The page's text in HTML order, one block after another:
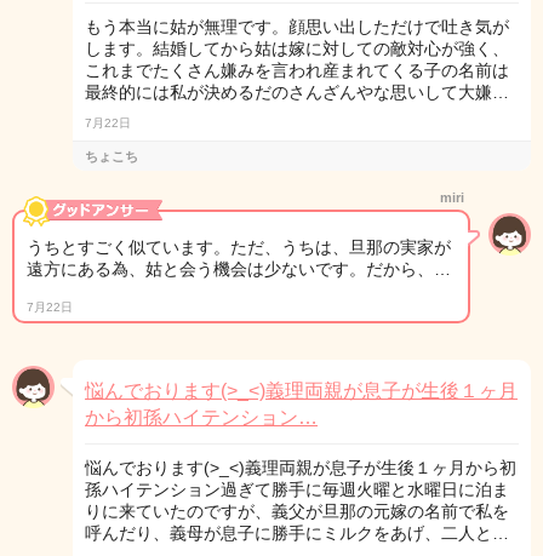
もう本当に姑が無理です。顔思い出しただけで吐き気が
します。結婚してから姑は嫁に対しての敵対心が強く、
これまでたくさん嫌みを言われ産まれてくる子の名前は
最終的には私が決めるだのさんざんやな思いして大嫌…
7月22日
ちょこち
miri
うちとすごく似ています。ただ、うちは、旦那の実家が
遠方にある為、姑と会う機会は少ないです。だから、…
7月22日
悩んでおります(>_<)義理両親が息子が生後１ヶ月
から初孫ハイテンション…
悩んでおります(>_<)義理両親が息子が生後１ヶ月から初
孫ハイテンション過ぎて勝手に毎週火曜と水曜日に泊ま
りに来ていたのですが、義父が旦那の元嫁の名前で私を
呼んだり、義母が息子に勝手にミルクをあげ、二人と…